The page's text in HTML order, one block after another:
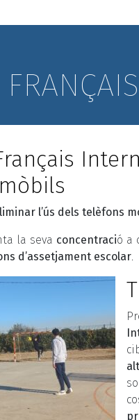
l’ús dels telèfons
la seva concentració a
d’assetjament escolar.